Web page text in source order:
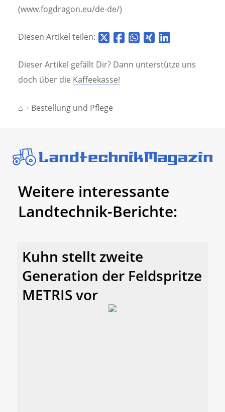
(www.fogdragon.eu/de-de/)
Diesen Artikel teilen:
Dieser Artikel gefällt Dir? Dann unterstütze uns
doch über die Kaffeekasse!
⌂ Bestellung und Pflege
Weitere interessante
Landtechnik-Berichte:
Kuhn stellt zweite
Generation der Feldspritze
METRIS vor